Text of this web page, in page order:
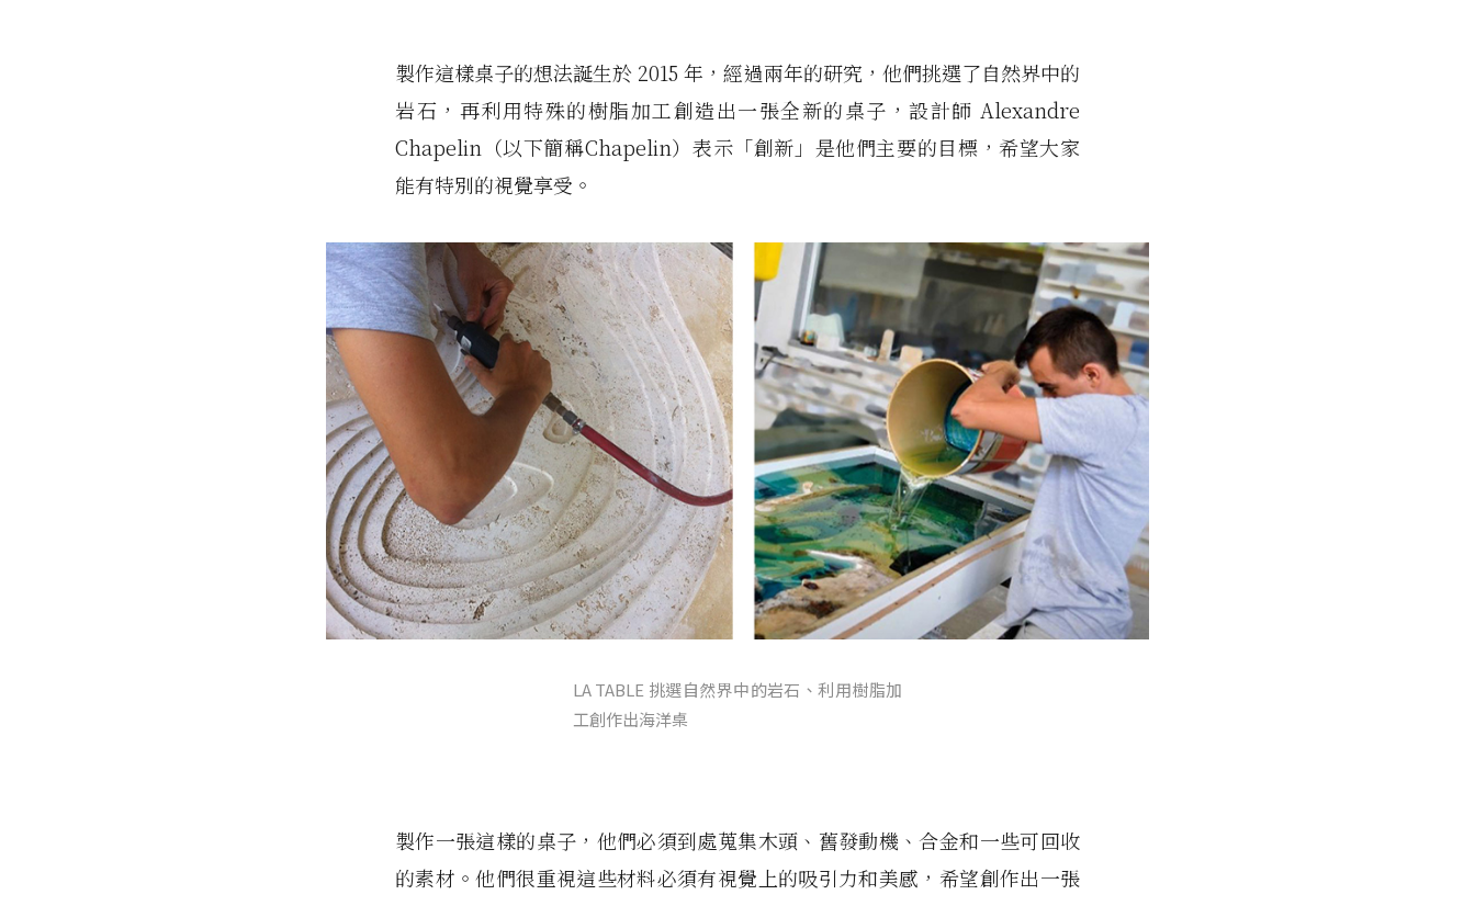
製作這樣桌子的想法誕生於 2015 年，經過兩年的研究，他們挑選了自然界中的
岩石，再利用特殊的樹脂加工創造出一張全新的桌子，設計師 Alexandre
Chapelin（以下簡稱Chapelin）表示「創新」是他們主要的目標，希望大家
能有特別的視覺享受。
LA TABLE 挑選自然界中的岩石、利用樹脂加
工創作出海洋桌
製作一張這樣的桌子，他們必須到處蒐集木頭、舊發動機、合金和一些可回收
的素材。他們很重視這些材料必須有視覺上的吸引力和美感，希望創作出一張